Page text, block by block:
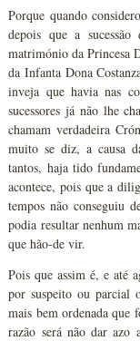
Porque quando
depois que a
matrimónio da Princesa
da Infanta Dona
inveja que havia nas
sucessores já não lhe
chamam verdadeira
muito se diz, a causa
tantos, haja tido
acontece, pois que a
tempos não conseguiu
podia resultar nenhum
que hão-de vir.
Pois que assim é, e até
por suspeito ou parcial
mais bem ordenada que
razão será não dar azo